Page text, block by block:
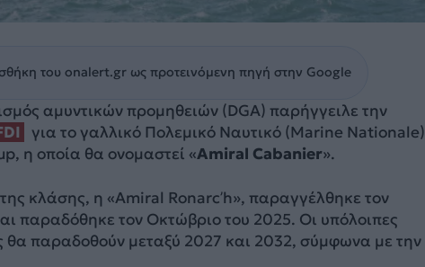
του onalert.gr ως προτεινόμενη πηγή στην Google
αμυντικών προμηθειών (DGA) παρήγγειλε την
για το γαλλικό Πολεμικό Ναυτικό (Marine Nationale)
η οποία θα ονομαστεί «Amiral Cabanier».
κλάσης, η «Amiral Ronarc’h», παραγγέλθηκε τον
παραδόθηκε τον Οκτώβριο του 2025. Οι υπόλοιπες
θα παραδοθούν μεταξύ 2027 και 2032, σύμφωνα με την